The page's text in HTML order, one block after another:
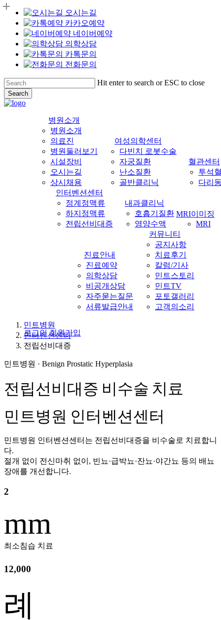
오시는길
카카오예약
네이버예약
의학상담
카톡문의
전화문의
Skip
to
main
content
Hit enter to search or ESC to close
Search
Close
병원소개
병원소개
의료진
병원둘러보기
시설장비
오시는길
상시채용
여성의학센터
다빈치 로봇수술
자궁질환
난소질환
골반클리닉
혈관센터
투석
다리
인터벤션센터
정계정맥류
하지정맥류
전립선비대증
내과클리닉
호흡기질환
영양수액
MRI이미징
MRI
진료안내
진료예약
의학상담
비공개상담
자주묻는질문
서류발급안내
커뮤니티
공지사항
치료후기
칼럼/기사
민트스토리
민트TV
포토갤러리
고객의소리
로그인 회원가입
민트병원
인터벤션센터
전립선비대증
민트병원 · Benign Prostatic Hyperplasia
전립선비대증 비수술 치료
민트병원 인터벤션센터
민트병원 인터벤션센터는 전립선비대증을 비수술로 치료합니
다.
절개 없이 전신마취 없이, 빈뇨·급박뇨·잔뇨·야간뇨 등의 배뇨
장애를 개선합니다.
2
mm
최소침습 치료
12,000
례